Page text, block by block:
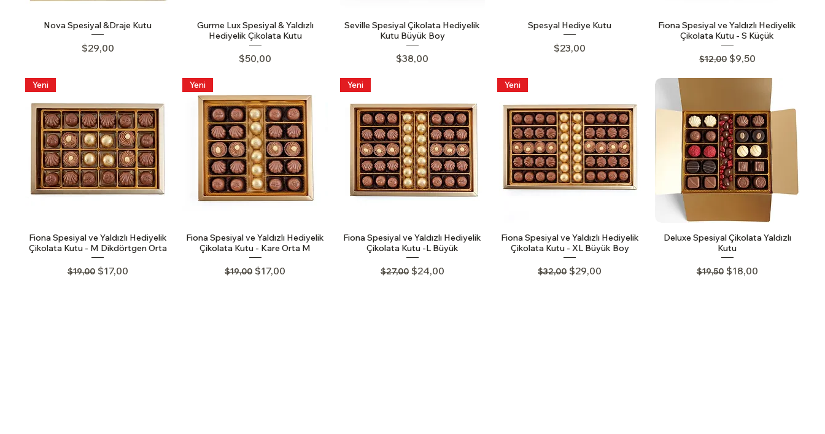
Nova Spesiyal &Draje Kutu
Price
$29,00
Gurme Lux Spesiyal & Yaldızlı
Hediyelik Çikolata Kutu
Price
$50,00
Seville Spesiyal Çikolata Hediyelik
Kutu Büyük Boy
Price
$38,00
Spesyal Hediye Kutu
Price
$23,00
Fiona Spesiyal ve Yaldızlı Hediyelik
Çikolata Kutu - S Küçük
Regular Price
$12,00 Sale Price
$9,50
Yeni
Fiona Spesiyal ve Yaldızlı Hediyelik
Çikolata Kutu - M Dikdörtgen Orta
Regular Price
$19,00 Sale Price
$17,00
Yeni
Fiona Spesiyal ve Yaldızlı Hediyelik
Çikolata Kutu - Kare Orta M
Regular Price
$19,00 Sale Price
$17,00
Yeni
Fiona Spesiyal ve Yaldızlı Hediyelik
Çikolata Kutu -L Büyük
Regular Price
$27,00 Sale Price
$24,00
Yeni
Fiona Spesiyal ve Yaldızlı Hediyelik
Çikolata Kutu - XL Büyük Boy
Regular Price
$32,00 Sale Price
$29,00
Deluxe Spesiyal Çikolata Yaldızlı
Kutu
Regular Price
$19,50 Sale Price
$18,00